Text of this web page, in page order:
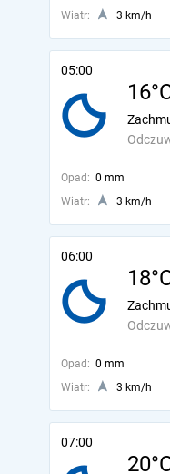
Wiatr:
3 km/h
05:00
Opad: 0 mm
Wiatr:
3 km/h
06:00
Opad: 0 mm
Wiatr:
3 km/h
07:00